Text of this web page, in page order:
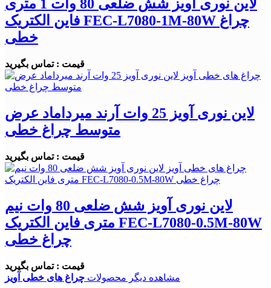
لاین نوری آویز شش ضلعی 80 وات 1 متری
فاین الکتریک FEC-L7080-1M-80W چراغ
خطی
قیمت : تماس بگیرید
لاین نوری آویز 25 وات آرند میرداماد عرض
متوسط چراغ خطی
قیمت : تماس بگیرید
لاین نوری آویز شش ضلعی 80 وات نیم
متری فاین الکتریک FEC-L7080-0.5M-80W
چراغ خطی
قیمت : تماس بگیرید
مشاهده دیگر محصولات چراغ های خطی آویز